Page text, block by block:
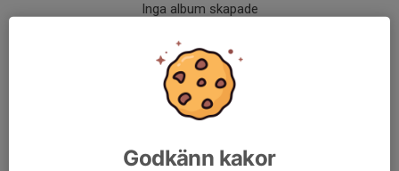
Inga album skapade
Godkänn kakor